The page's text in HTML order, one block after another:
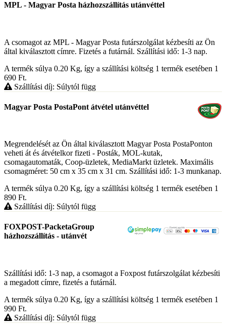
MPL - Magyar Posta házhozszállítás utánvéttel
A csomagot az MPL - Magyar Posta futárszolgálat kézbesíti az Ön
által kiválasztott címre. Fizetés a futárnál. Szállítási idő: 1-3 nap.
A termék súlya 0.20 Kg, így a szállítási költség 1 termék esetében 1
690 Ft.
Szállítási díj: Súlytól függ
Magyar Posta PostaPont átvétel utánvéttel
Megrendelését az Ön által kiválasztott Magyar Posta PostaPonton
veheti át és átvételkor fizeti - Posták, MOL-kutak,
csomagautomaták, Coop-üzletek, MediaMarkt üzletek. Maximális
csomagméret: 50 cm x 35 cm x 31 cm. Szállítási idő: 1-3 munkanap.
A termék súlya 0.20 Kg, így a szállítási költség 1 termék esetében 1
890 Ft.
Szállítási díj: Súlytól függ
FOXPOST-PacketaGroup
házhozszállítás - utánvét
Szállítási idő: 1-3 nap, a csomagot a Foxpost futárszolgálat kézbesíti
a megadott címre, fizetés a futárnál.
A termék súlya 0.20 Kg, így a szállítási költség 1 termék esetében 1
990 Ft.
Szállítási díj: Súlytól függ